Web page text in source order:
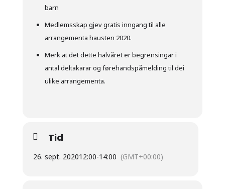
barn
Medlemsskap gjev gratis inngang til alle
arrangementa hausten 2020.
Merk at det dette halvåret er begrensingar i
antal deltakarar og førehandspåmelding til dei
ulike arrangementa.
Tid
26. sept. 202012:00-14:00 (GMT+00:00)